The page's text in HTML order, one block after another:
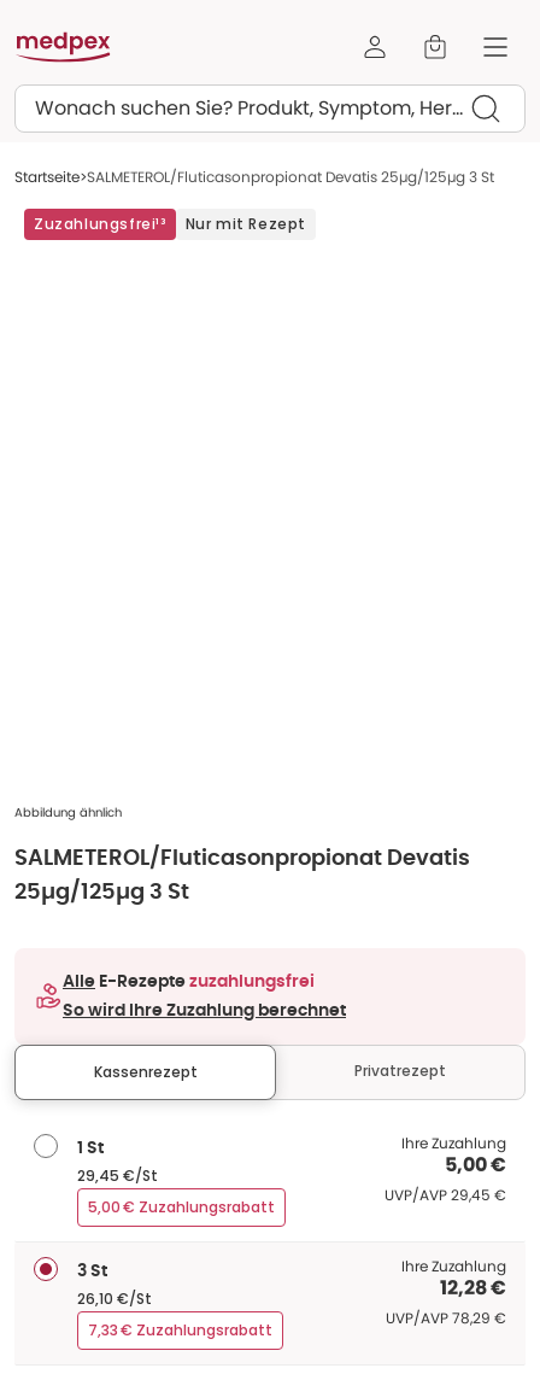
Suchen
Startseite SALMETEROL/Fluticasonpropionat Devatis 25µg/125µg 3 St
Zuzahlungsfrei¹³ Nur mit Rezept
Abbildung ähnlich
SALMETEROL/Fluticasonpropionat Devatis
25µg/125µg 3 St
Alle E-Rezepte zuzahlungsfrei
So wird Ihre Zuzahlung berechnet
Kassenrezept Privatrezept
1 St
29,45 €/St
5,00 € Zuzahlungsrabatt
Ihre Zuzahlung
5,00 €
UVP/AVPUVP/AVP
29,45 €
3 St
26,10 €/St
7,33 € Zuzahlungsrabatt
Ihre Zuzahlung
12,28 €
UVP/AVPUVP/AVP
78,29 €